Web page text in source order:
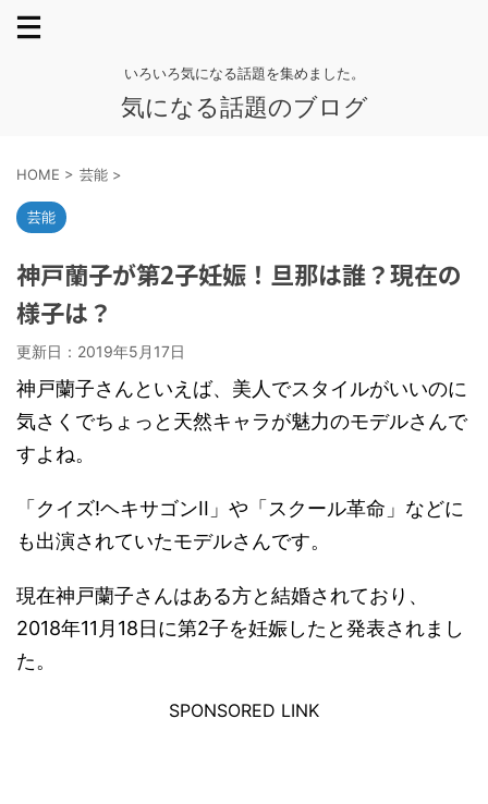
いろいろ気になる話題を集めました。
気になる話題のブログ
HOME > 芸能 >
芸能
神戸蘭子が第2子妊娠！旦那は誰？現在の
様子は？
更新日： 2019年5月17日
神戸蘭子さんといえば、美人でスタイルがいいのに
気さくでちょっと天然キャラが魅力のモデルさんで
すよね。
「クイズ!ヘキサゴンII」や「スクール革命」などに
も出演されていたモデルさんです。
現在神戸蘭子さんはある方と結婚されており、
2018年11月18日に第2子を妊娠したと発表されまし
た。
SPONSORED LINK